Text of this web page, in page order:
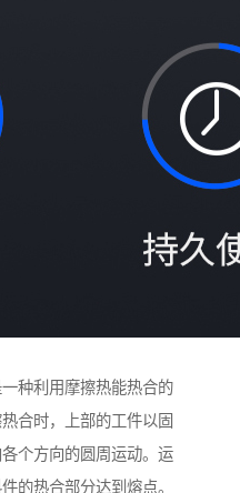
种利用摩擦热能热合的
合时，上部的工件以固
个方向的圆周运动。运
的热合部分达到熔点。